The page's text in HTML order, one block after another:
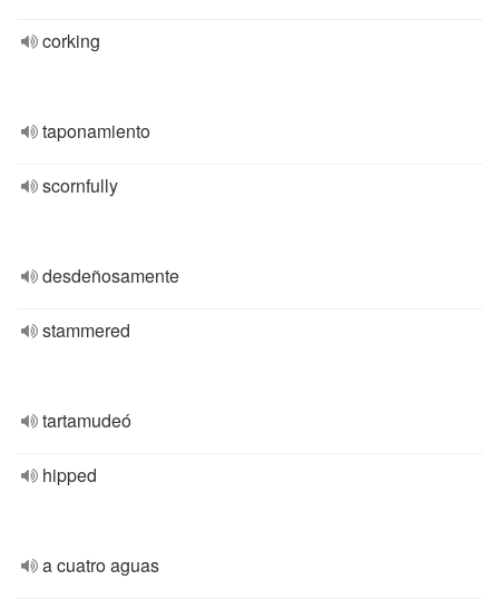
corking
taponamiento
scornfully
desdeñosamente
stammered
tartamudeó
hipped
a cuatro aguas